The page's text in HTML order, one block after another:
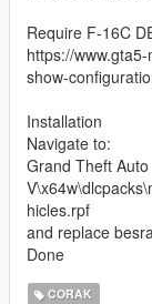
Require F-16C
https://
show-
Installation
Navigate to:
Grand Theft Auto
hicles.rpf
and replace
Done
CORAK